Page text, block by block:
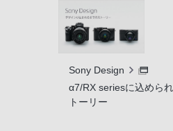
Sony Design
α7/RX seriesに込めら
トーリー